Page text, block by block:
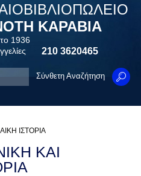
ΚΑΡΑΒΙΑ
1936
210 3620465
Σύνθετη Αναζήτηση
ΙΣΤΟΡΙΑ
ΚΑΙ